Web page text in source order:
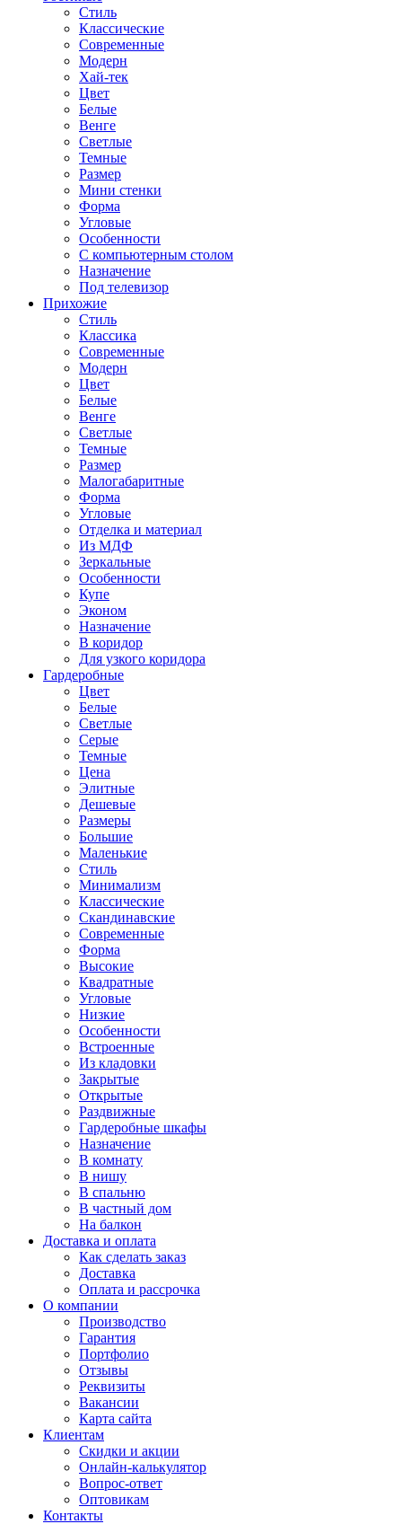
Стиль
Классические
Современные
Модерн
Хай-тек
Цвет
Белые
Венге
Светлые
Темные
Размер
Мини стенки
Форма
Угловые
Особенности
С компьютерным столом
Назначение
Под телевизор
Прихожие
Стиль
Классика
Современные
Модерн
Цвет
Белые
Венге
Светлые
Темные
Размер
Малогабаритные
Форма
Угловые
Отделка и материал
Из МДФ
Зеркальные
Особенности
Купе
Эконом
Назначение
В коридор
Для узкого коридора
Гардеробные
Цвет
Белые
Светлые
Серые
Темные
Цена
Элитные
Дешевые
Размеры
Большие
Маленькие
Стиль
Минимализм
Классические
Скандинавские
Современные
Форма
Высокие
Квадратные
Угловые
Низкие
Особенности
Встроенные
Из кладовки
Закрытые
Открытые
Раздвижные
Гардеробные шкафы
Назначение
В комнату
В нишу
В спальню
В частный дом
На балкон
Доставка и оплата
Как сделать заказ
Доставка
Оплата и рассрочка
О компании
Производство
Гарантия
Портфолио
Отзывы
Реквизиты
Вакансии
Карта сайта
Клиентам
Скидки и акции
Онлайн-калькулятор
Вопрос-ответ
Оптовикам
Контакты